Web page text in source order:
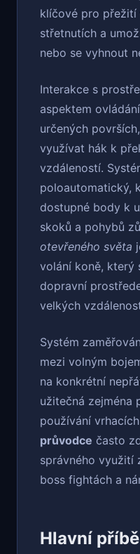
klíčové pro přežití
střetnutích a
nebo se vyhnout
Interakce s
aspektem
určených
využívat hák k
vzdáleností.
poloautomatický,
dostupné body k
skoků a pohybů
otevřeného světa
volání koně, který
dopravní
velkých
Systém
mezi volným
na konkrétní
užitečná zejména
používání
průvodce často
správného využití
boss fightách a
Hlavní